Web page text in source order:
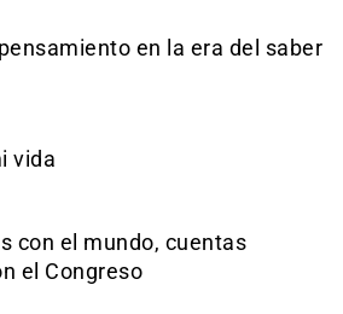
en la era del saber
vida
con el mundo, cuentas
el Congreso